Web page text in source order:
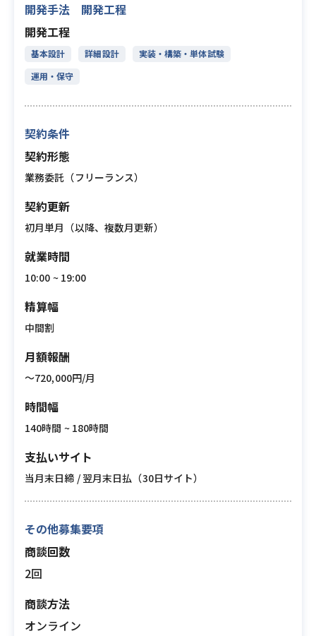
開発手法 開発工程
開発工程
基本設計 詳細設計
実装・構築・単体試験
運用・保守
契約条件
契約形態
業務委託（フリーランス）
契約更新
初月単月（以降、複数月更新）
就業時間
10:00 ~ 19:00
精算幅
中間割
月額報酬
〜720,000円/月
時間幅
140時間 ~ 180時間
支払いサイト
当月末日締 / 翌月末日払（30日サイト）
その他募集要項
商談回数
2回
商談方法
オンライン